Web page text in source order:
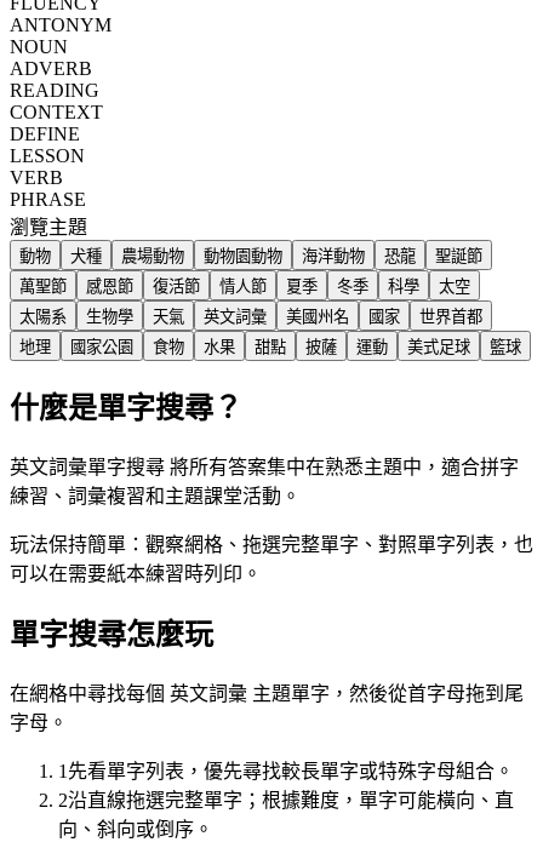
ANTONYM
NOUN
ADVERB
READING
CONTEXT
DEFINE
LESSON
VERB
PHRASE
瀏覽主題
動物 犬種 農場動物 動物園動物 海洋動物 恐龍
聖誕節
萬聖節
感恩節 復活節 情人節 夏季 冬季 科學
太空
太陽系
生物學 天氣 英文詞彙 美國州名 國家
世界首都
地理
國家公園 食物 水果 甜點 披薩 運動 美式足球 籃球
什麼是單字搜尋？
英文詞彙單字搜尋 將所有答案集中在熟悉主題中，適合拼字
練習、詞彙複習和主題課堂活動。
玩法保持簡單：觀察網格、拖選完整單字、對照單字列表，也
可以在需要紙本練習時列印。
單字搜尋怎麼玩
在網格中尋找每個 英文詞彙 主題單字，然後從首字母拖到尾
字母。
1 先看單字列表，優先尋找較長單字或特殊字母組合。
2沿直線拖選完整單字；根據難度，單字可能橫向、直
向、斜向或倒序。